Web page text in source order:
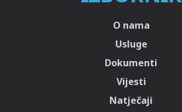
O nama
Usluge
Dokumenti
Vijesti
Natječaji